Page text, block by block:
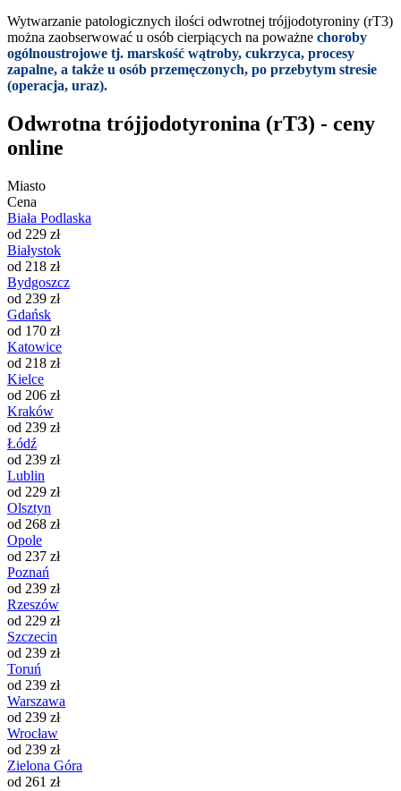
Wytwarzanie patologicznych ilości odwrotnej trójjodotyroniny (rT3)
można zaobserwować u osób cierpiących na poważne choroby
ogólnoustrojowe tj. marskość wątroby, cukrzyca, procesy
zapalne, a także u osób przemęczonych, po przebytym stresie
(operacja, uraz).
Odwrotna trójjodotyronina (rT3) - ceny
online
Miasto
Cena
Biała Podlaska
od 229 zł
Białystok
od 218 zł
Bydgoszcz
od 239 zł
Gdańsk
od 170 zł
Katowice
od 218 zł
Kielce
od 206 zł
Kraków
od 239 zł
Łódź
od 239 zł
Lublin
od 229 zł
Olsztyn
od 268 zł
Opole
od 237 zł
Poznań
od 239 zł
Rzeszów
od 229 zł
Szczecin
od 239 zł
Toruń
od 239 zł
Warszawa
od 239 zł
Wrocław
od 239 zł
Zielona Góra
od 261 zł